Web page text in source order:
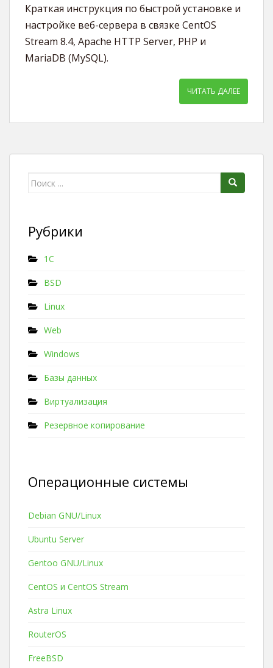
Краткая инструкция по быстрой установке и
настройке веб-сервера в связке CentOS
Stream 8.4, Apache HTTP Server, PHP и
MariaDB (MySQL).
ЧИТАТЬ ДАЛЕЕ
Поиск для:
Рубрики
1C
BSD
Linux
Web
Windows
Базы данных
Виртуализация
Резервное копирование
Операционные системы
Debian GNU/Linux
Ubuntu Server
Gentoo GNU/Linux
CentOS и CentOS Stream
Astra Linux
RouterOS
FreeBSD